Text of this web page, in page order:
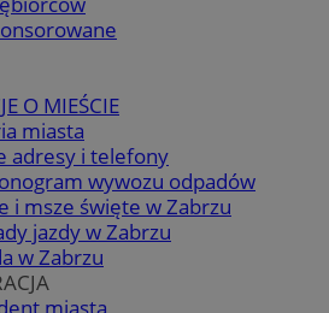
O MIEŚCIE
miasta
adresy i telefony
wywozu odpadów
i msze święte w Zabrzu
jazdy w Zabrzu
w Zabrzu